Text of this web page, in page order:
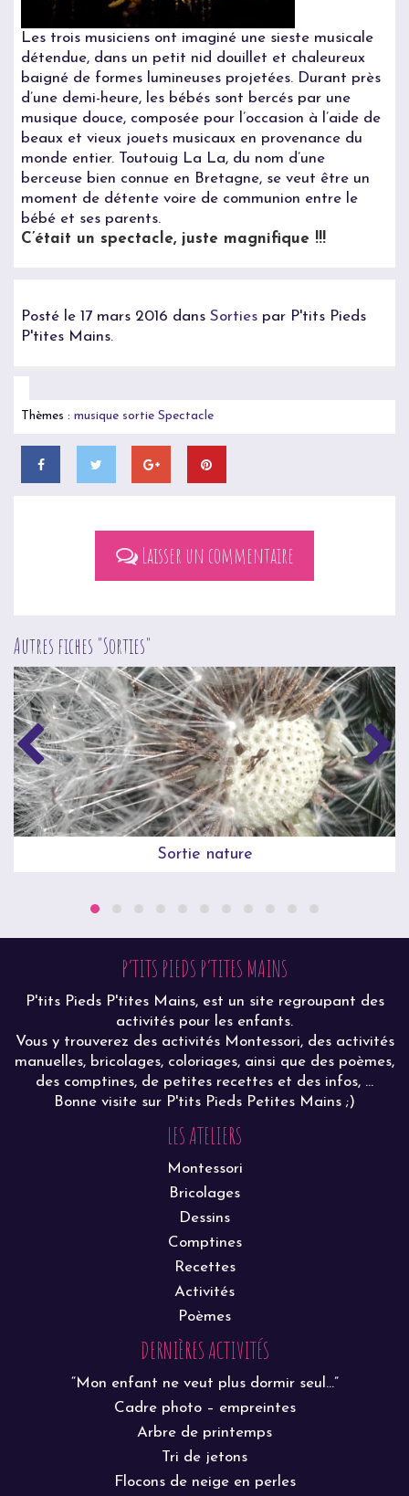
Les trois musiciens ont imaginé une sieste musicale
détendue, dans un petit nid douillet et chaleureux
baigné de formes lumineuses projetées. Durant près
d’une demi-heure, les bébés sont bercés par une
musique douce, composée pour l’occasion à l’aide de
beaux et vieux jouets musicaux en provenance du
monde entier. Toutouig La La, du nom d’une
berceuse bien connue en Bretagne, se veut être un
moment de détente voire de communion entre le
bébé et ses parents.
C’était un spectacle, juste magnifique !!!
Posté le 17 mars 2016 dansSorties par P'tits Pieds
P'tites Mains.
Thèmes :musique sortie Spectacle
Laisser un commentaire
Autres fiches "Sorties"
Sortie nature
P’TITS PIEDS P’TITES MAINS
P'tits Pieds P'tites Mains, est un site regroupant des
activités pour les enfants.
Vous y trouverez des activités Montessori, des activités
manuelles, bricolages, coloriages, ainsi que des poèmes,
des comptines, de petites recettes et des infos, ...
Bonne visite sur P'tits Pieds Petites Mains ;)
LES ATELIERS
Montessori
Bricolages
Dessins
Comptines
Recettes
Activités
Poèmes
DERNIÈRES ACTIVITÉS
“Mon enfant ne veut plus dormir seul…”
Cadre photo – empreintes
Arbre de printemps
Tri de jetons
Flocons de neige en perles